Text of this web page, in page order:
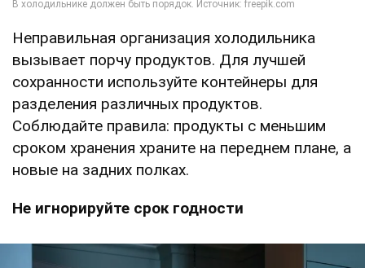
Неправильная организация холодильника
вызывает порчу продуктов. Для лучшей
сохранности используйте контейнеры для
разделения различных продуктов.
Соблюдайте правила: продукты с меньшим
сроком хранения храните на переднем плане, а
новые на задних полках.
Не игнорируйте срок годности